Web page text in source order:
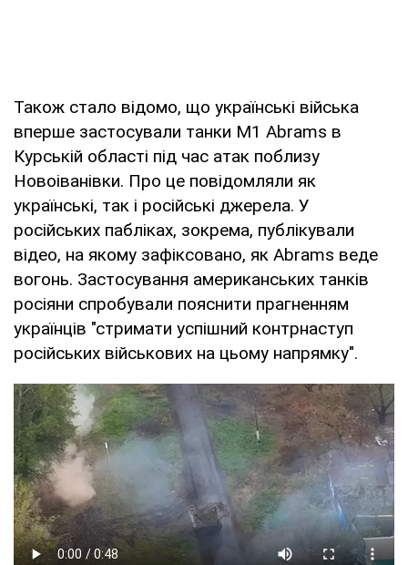
Також стало відомо, що українські війська
вперше застосували танки M1 Abrams в
Курській області під час атак поблизу
Новоіванівки. Про це повідомляли як
українські, так і російські джерела. У
російських пабліках, зокрема, публікували
відео, на якому зафіксовано, як Abrams веде
вогонь. Застосування американських танків
росіяни спробували пояснити прагненням
українців "стримати успішний контрнаступ
російських військових на цьому напрямку".